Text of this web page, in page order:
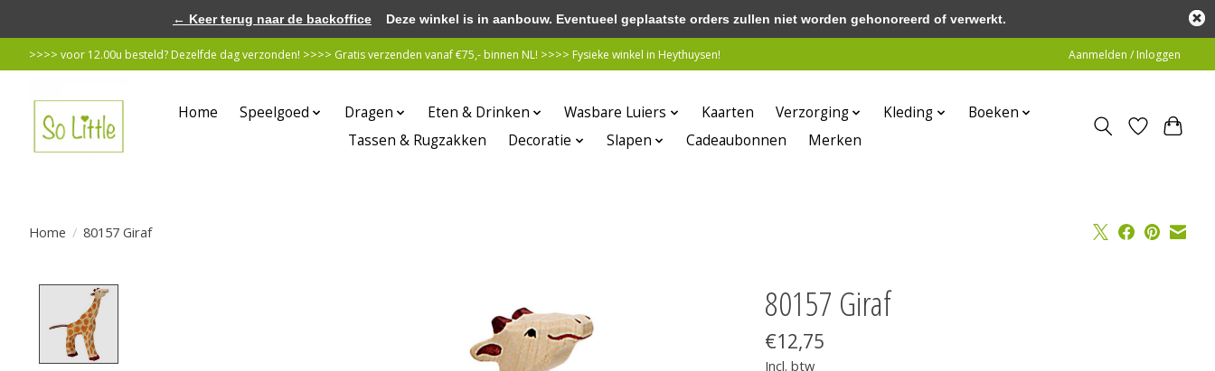
>>>> voor 12.00u besteld? Dezelfde dag verzonden! >>>> Gratis verzenden vanaf €75,- binnen NL! >>>> Fysieke winkel in Heythuysen! Aanmelden / Inloggen
Home Speelgoed Dragen Eten & Drinken Wasbare Luiers Kaarten Verzorging Kleding
Boeken
Tassen & Rugzakken
Decoratie Slapen Cadeaubonnen Merken
Home / 80157 Giraf
80157 Giraf
€12,75
Incl. btw
← Keer terug naar de backoffice Deze winkel is in aanbouw. Eventueel geplaatste orders zullen niet worden gehonoreerd of verwerkt.